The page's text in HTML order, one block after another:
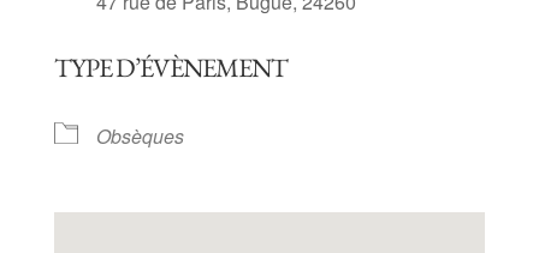
TYPE D’ÉVÈNEMENT
Obsèques